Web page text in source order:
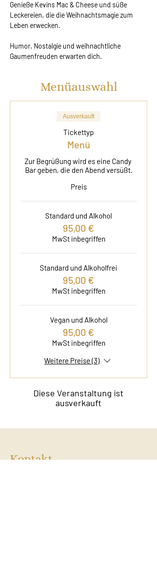
Genieße Kevins Mac & Cheese und süße
Leckereien, die die Weihnachtsmagie zum
Leben erwecken.
Humor, Nostalgie und weihnachtliche
Gaumenfreuden erwarten dich.
Menüauswahl
Ausverkauft
Tickettyp
Menü
Zur Begrüßung wird es eine Candy
Bar geben, die den Abend versüßt.
Preis
Standard und Alkohol
95,00 €
MwSt inbegriffen
Standard und Alkoholfrei
95,00 €
MwSt inbegriffen
Vegan und Alkohol
95,00 €
MwSt inbegriffen
Weitere Preise (3)
Diese Veranstaltung ist
ausverkauft
Kontakt